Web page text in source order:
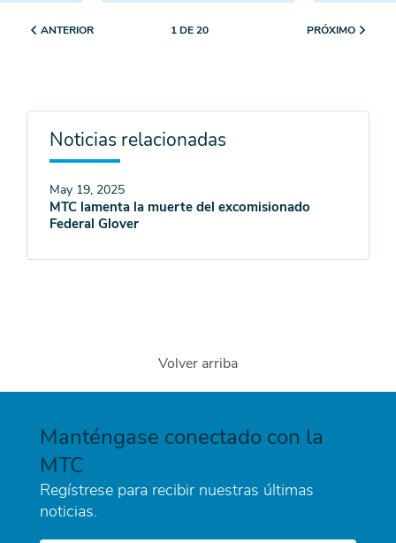
ANTERIOR 1 DE 20 PRÓXIMO
Noticias relacionadas
May 19, 2025
MTC lamenta la muerte del excomisionado
Federal Glover
Volver arriba
Manténgase conectado con la
MTC
Regístrese para recibir nuestras últimas
noticias.